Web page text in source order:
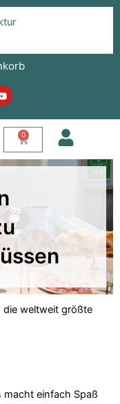
Youtube
0
Warenkorb
die weltweit größte
macht einfach Spaß